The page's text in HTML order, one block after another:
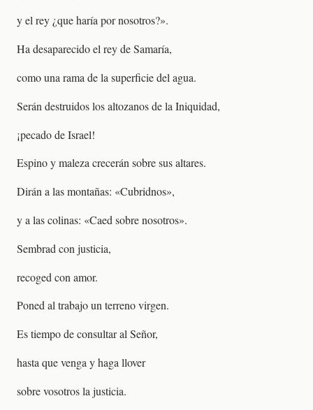
y el rey ¿que haría por nosotros?».
Ha desaparecido el rey de Samaría,
como una rama de la superficie del agua.
Serán destruidos los altozanos de la Iniquidad,
¡pecado de Israel!
Espino y maleza crecerán sobre sus altares.
Dirán a las montañas: «Cubridnos»,
y a las colinas: «Caed sobre nosotros».
Sembrad con justicia,
recoged con amor.
Poned al trabajo un terreno virgen.
Es tiempo de consultar al Señor,
hasta que venga y haga llover
sobre vosotros la justicia.